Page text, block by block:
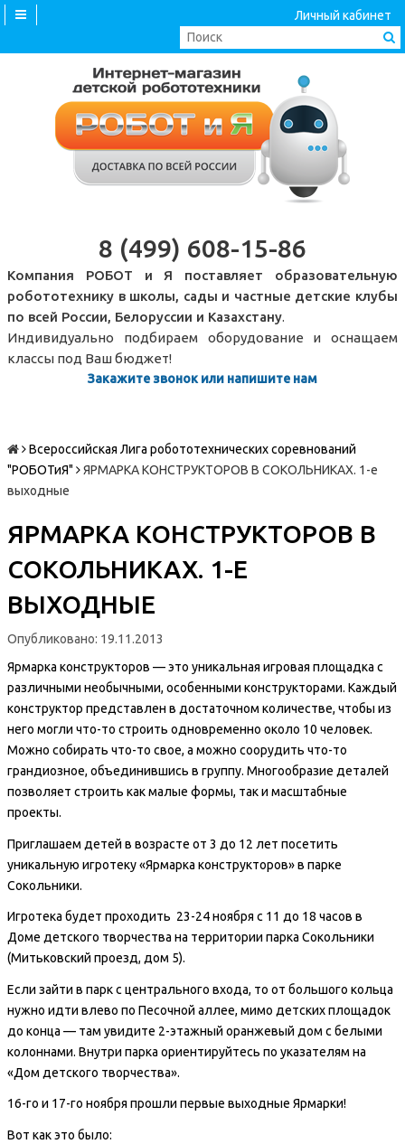
Личный кабинет
8 (499) 608-15-86
Компания РОБОТ и Я поставляет образовательную
робототехнику в школы, сады и частные детские клубы
по всей России, Белоруссии и Казахстану.
Индивидуально подбираем оборудование и оснащаем
классы под Ваш бюджет!
Закажите звонок или напишите нам
Всероссийская Лига робототехнических соревнований
"РОБОТиЯ"
ЯРМАРКА КОНСТРУКТОРОВ В СОКОЛЬНИКАХ. 1-е
выходные
ЯРМАРКА КОНСТРУКТОРОВ В
СОКОЛЬНИКАХ. 1-Е
ВЫХОДНЫЕ
Опубликовано: 19.11.2013
Ярмарка конструкторов — это уникальная игровая площадка с
различными необычными, особенными конструкторами. Каждый
конструктор представлен в достаточном количестве, чтобы из
него могли что-то строить одновременно около 10 человек.
Можно собирать что-то свое, а можно соорудить что-то
грандиозное, объединившись в группу. Многообразие деталей
позволяет строить как малые формы, так и масштабные
проекты.
Приглашаем детей в возрасте от 3 до 12 лет посетить
уникальную игротеку «Ярмарка конструкторов» в парке
Сокольники.
Игротека будет проходить 23-24 ноября с 11 до 18 часов в
Доме детского творчества на территории парка Сокольники
(Митьковский проезд, дом 5).
Если зайти в парк с центрального входа, то от большого кольца
нужно идти влево по Песочной аллее, мимо детских площадок
до конца — там увидите 2-этажный оранжевый дом с белыми
колоннами. Внутри парка ориентируйтесь по указателям на
«Дом детского творчества».
16-го и 17-го ноября прошли первые выходные Ярмарки!
Вот как это было: